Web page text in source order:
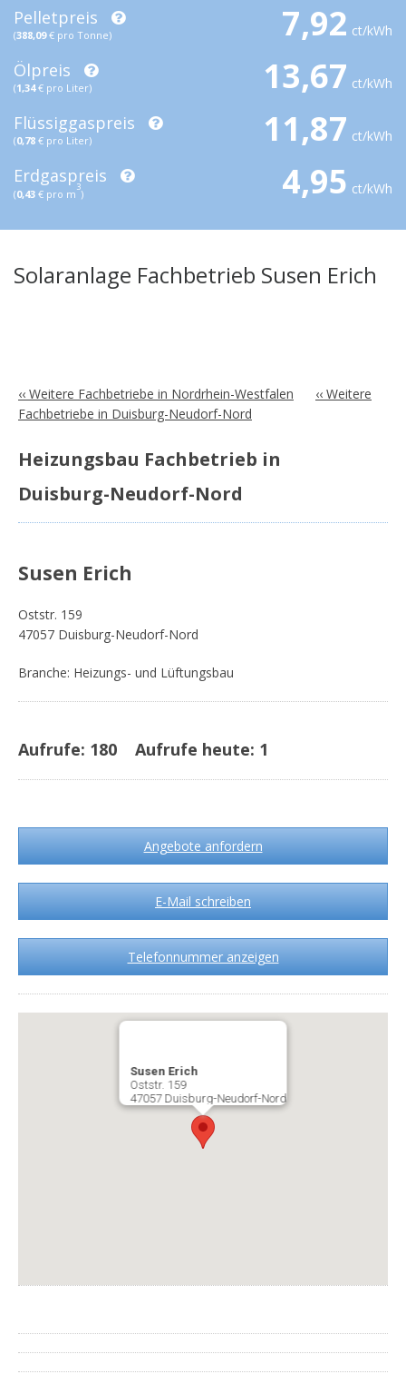
Pelletpreis
(388,09€ pro Tonne) 7,92 ct/kWh
Ölpreis
(1,34€ pro Liter) 13,67 ct/kWh
Flüssiggaspreis
(0,78 € pro Liter) 11,87 ct/kWh
Erdgaspreis
(0,43 € pro m
3
) 4,95 ct/kWh
Solaranlage Fachbetrieb Susen Erich
‹‹ Weitere Fachbetriebe in Nordrhein-Westfalen
‹‹ Weitere
Fachbetriebe in Duisburg-Neudorf-Nord
Heizungsbau Fachbetrieb in
Duisburg-Neudorf-Nord
Susen Erich
Oststr. 159
47057 Duisburg-Neudorf-Nord
Branche: Heizungs- und Lüftungsbau
Aufrufe: 180 Aufrufe heute: 1
Angebote anfordern
E-Mail schreiben
Telefonnummer anzeigen
Susen Erich
Oststr. 159
47057 Duisburg-Neudorf-Nord